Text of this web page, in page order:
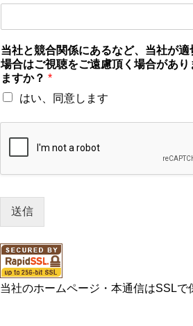
当社と競合関係にあるなど、当社が
場合はご視聴をご遠慮頂く場合があ
ますか？ *
はい、同意します
送信
当社のホームページ・本通信はSSLで